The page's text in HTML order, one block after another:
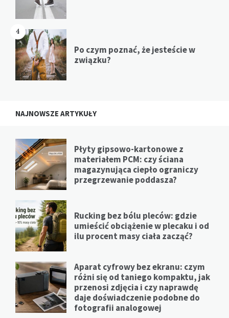
4
Po czym poznać, że jesteście w
związku?
NAJNOWSZE ARTYKUŁY
Płyty gipsowo-kartonowe z
materiałem PCM: czy ściana
magazynująca ciepło ograniczy
przegrzewanie poddasza?
Rucking bez bólu pleców: gdzie
umieścić obciążenie w plecaku i od
ilu procent masy ciała zacząć?
Aparat cyfrowy bez ekranu: czym
różni się od taniego kompaktu, jak
przenosi zdjęcia i czy naprawdę
daje doświadczenie podobne do
fotografii analogowej